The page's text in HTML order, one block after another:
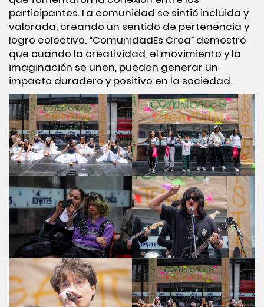
participantes. La comunidad se sintió incluida y
valorada, creando un sentido de pertenencia y
logro colectivo. “ComunidadEs Crea” demostró
que cuando la creatividad, el movimiento y la
imaginación se unen, pueden generar un
impacto duradero y positivo en la sociedad.